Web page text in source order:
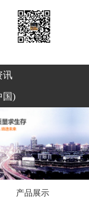
讯
国)
产品展示